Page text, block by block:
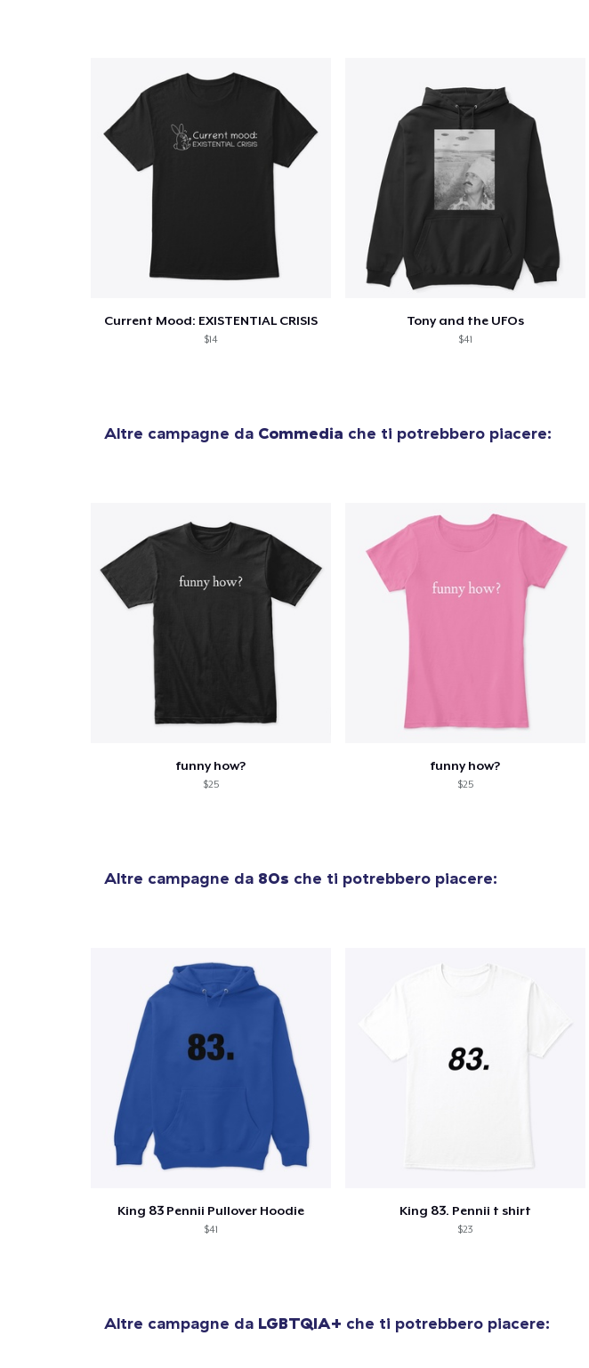
Current Mood: EXISTENTIAL CRISIS
$14
Tony and the UFOs
$41
Altre campagne da Commedia che ti potrebbero piacere:
funny how?
$25
funny how?
$25
Altre campagne da 80s che ti potrebbero piacere:
King 83 Pennii Pullover Hoodie
$41
King 83. Pennii t shirt
$23
Altre campagne da LGBTQIA+ che ti potrebbero piacere:
articolo aggiunto al carrello